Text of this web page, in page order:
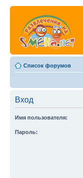
Список форумов
Вход
Имя пользователя:
Пароль: